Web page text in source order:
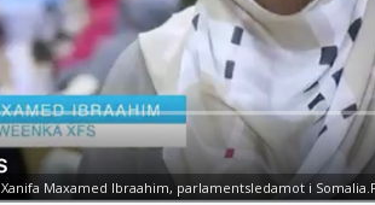
Xanifa Maxamed Ibraahim, parlamentsledamot i